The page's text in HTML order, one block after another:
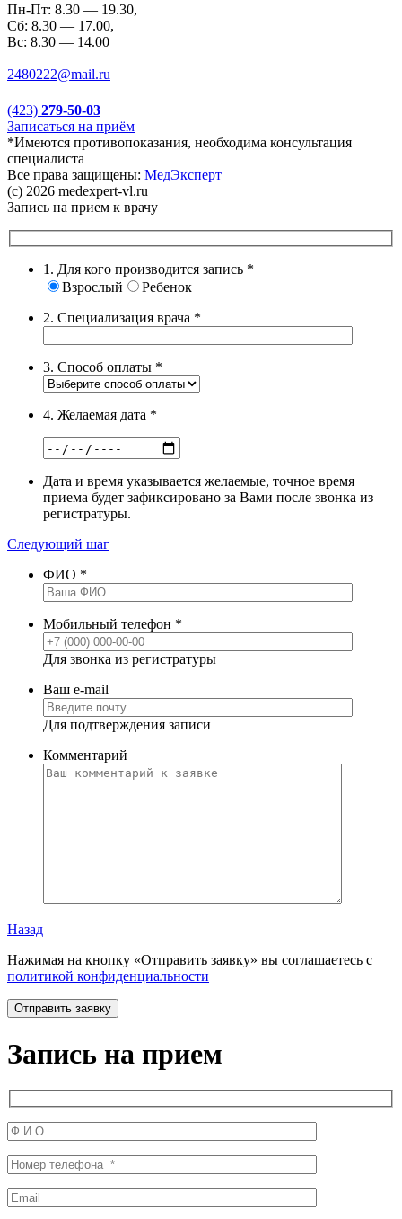
Пн-Пт: 8.30 — 19.30,
Сб: 8.30 — 17.00,
Вс: 8.30 — 14.00
2480222@mail.ru
(423) 279-50-03
Записаться на приём
*Имеются противопоказания, необходима консультация
специалиста
Все права защищены: МедЭксперт
(c) 2026 medexpert-vl.ru
Запись на прием к врачу
1. Для кого производится запись *
Взрослый
Ребенок
2. Специализация врача *
3. Способ оплаты *
4. Желаемая дата *
Дата и время указывается желаемые, точное время
приема будет зафиксировано за Вами после звонка из
регистратуры.
Следующий шаг
ФИО *
Мобильный телефон *
Для звонка из регистратуры
Ваш e-mail
Для подтверждения записи
Комментарий
Назад
Нажимая на кнопку «Отправить заявку» вы соглашаетесь с
политикой конфиденциальности
Запись на прием